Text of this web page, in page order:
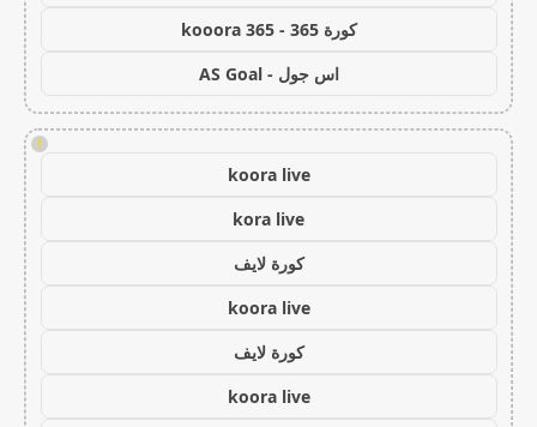
كورة 365 - kooora 365
اس جول - AS Goal
!
koora live
kora live
كورة لايف
koora live
كورة لايف
koora live